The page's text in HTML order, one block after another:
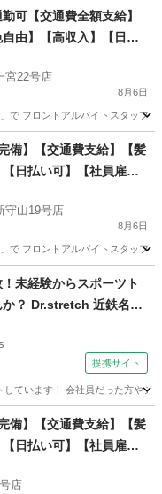
可【交通費全額支給】
自由】【高収入】【日払
給1,150円以上☆フロン
見！
宮22号店
8月6日
で フロントアルバイトスタッフ
ッフ
備】【交通費支給】【髪
日払い可】【社員雇用
ロントスタッフ☆稼ぎ
山19号店
8月6日
で フロントアルバイトスタッフ
スタッフ
未経験からスポーツト
か？ Dr.stretch 近鉄名古
ラクター
提携サイト
ています！ 会社員だった方やシ
備】【交通費支給】【髪
日払い可】【社員雇用
ロントスタッフ☆稼ぎ
店